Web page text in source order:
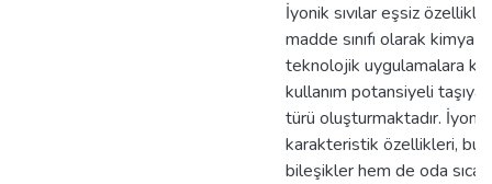
İyonik sıvılar eşsiz
madde sınıfı olarak kimya
teknolojik uygulamalara
kullanım potansiyeli
türü oluşturmaktadır. İyonik
karakteristik özellikleri,
bileşikler hem de oda